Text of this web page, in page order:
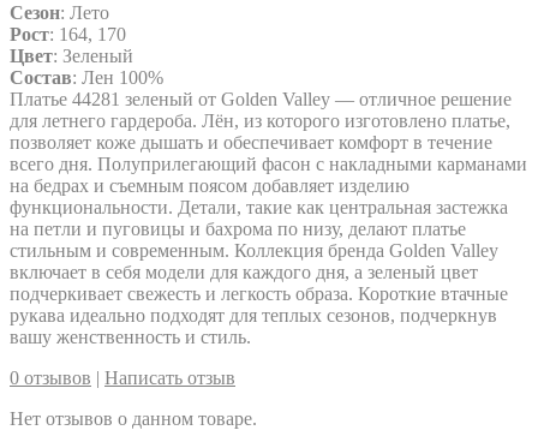
Сезон: Лето
Рост: 164, 170
Цвет: Зеленый
Состав: Лен 100%
Платье 44281 зеленый от Golden Valley — отличное решение
для летнего гардероба. Лён, из которого изготовлено платье,
позволяет коже дышать и обеспечивает комфорт в течение
всего дня. Полуприлегающий фасон с накладными карманами
на бедрах и съемным поясом добавляет изделию
функциональности. Детали, такие как центральная застежка
на петли и пуговицы и бахрома по низу, делают платье
стильным и современным. Коллекция бренда Golden Valley
включает в себя модели для каждого дня, а зеленый цвет
подчеркивает свежесть и легкость образа. Короткие втачные
рукава идеально подходят для теплых сезонов, подчеркнув
вашу женственность и стиль.
0 отзывов | Написать отзыв
Нет отзывов о данном товаре.